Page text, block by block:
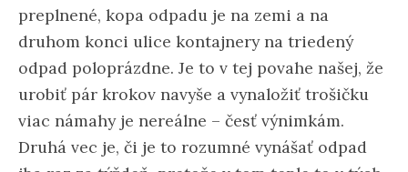
preplnené, kopa odpadu je na zemi a na
druhom konci ulice kontajnery na triedený
odpad poloprázdne. Je to v tej povahe našej, že
urobiť pár krokov navyše a vynaložiť trošičku
viac námahy je nereálne – česť výnimkám.
Druhá vec je, či je to rozumné vynášať odpad